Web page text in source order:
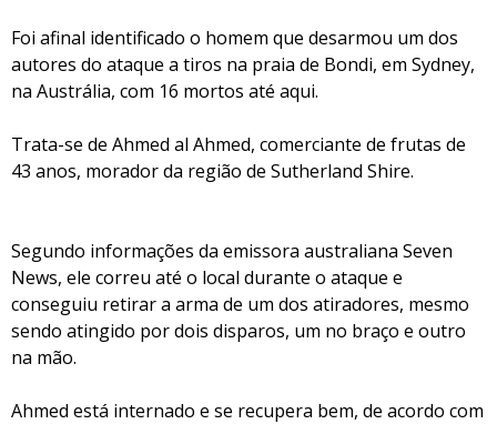
Foi afinal identificado o homem que desarmou um dos
autores do ataque a tiros na praia de Bondi, em Sydney,
na Austrália, com 16 mortos até aqui.
Trata-se de Ahmed al Ahmed, comerciante de frutas de
43 anos, morador da região de Sutherland Shire.
Segundo informações da emissora australiana Seven
News, ele correu até o local durante o ataque e
conseguiu retirar a arma de um dos atiradores, mesmo
sendo atingido por dois disparos, um no braço e outro
na mão.
Ahmed está internado e se recupera bem, de acordo com